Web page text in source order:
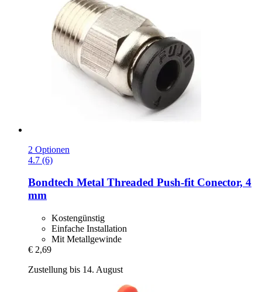
2 Optionen
4.7 (6)
Bondtech Metal Threaded Push-​fit Conector, 4
mm
Kostengünstig
Einfache Installation
Mit Metallgewinde
€ 2,69
Zustellung bis 14. August